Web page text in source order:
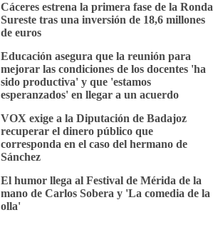
Cáceres estrena la primera fase de la Ronda
Sureste tras una inversión de 18,6 millones
de euros
Educación asegura que la reunión para
mejorar las condiciones de los docentes 'ha
sido productiva' y que 'estamos
esperanzados' en llegar a un acuerdo
VOX exige a la Diputación de Badajoz
recuperar el dinero público que
corresponda en el caso del hermano de
Sánchez
El humor llega al Festival de Mérida de la
mano de Carlos Sobera y 'La comedia de la
olla'